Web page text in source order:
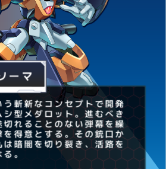
ーマ
斬新なコンセプトで開発
型メダロット。進むべき
れることのない弾幕を繰
を得意とする。その銃口か
暗闇を切り裂き、活路を
。